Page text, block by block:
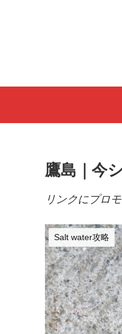
鷹島｜今
リンクにプロ
Salt water攻略